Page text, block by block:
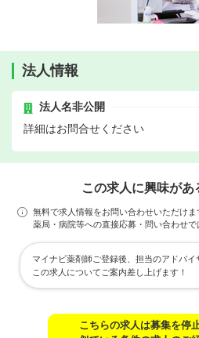
法人情報
法人名非公開
詳細はお問合せください
この求人に興味があ
無料で求人情報をお問い合わせいただけま
薬局・病院等への直接応募・問い合わせで
マイナビ薬剤師ご登録後、担当のアドバイ
この求人についてご案内差し上げます！
こちらの求人は募集を停